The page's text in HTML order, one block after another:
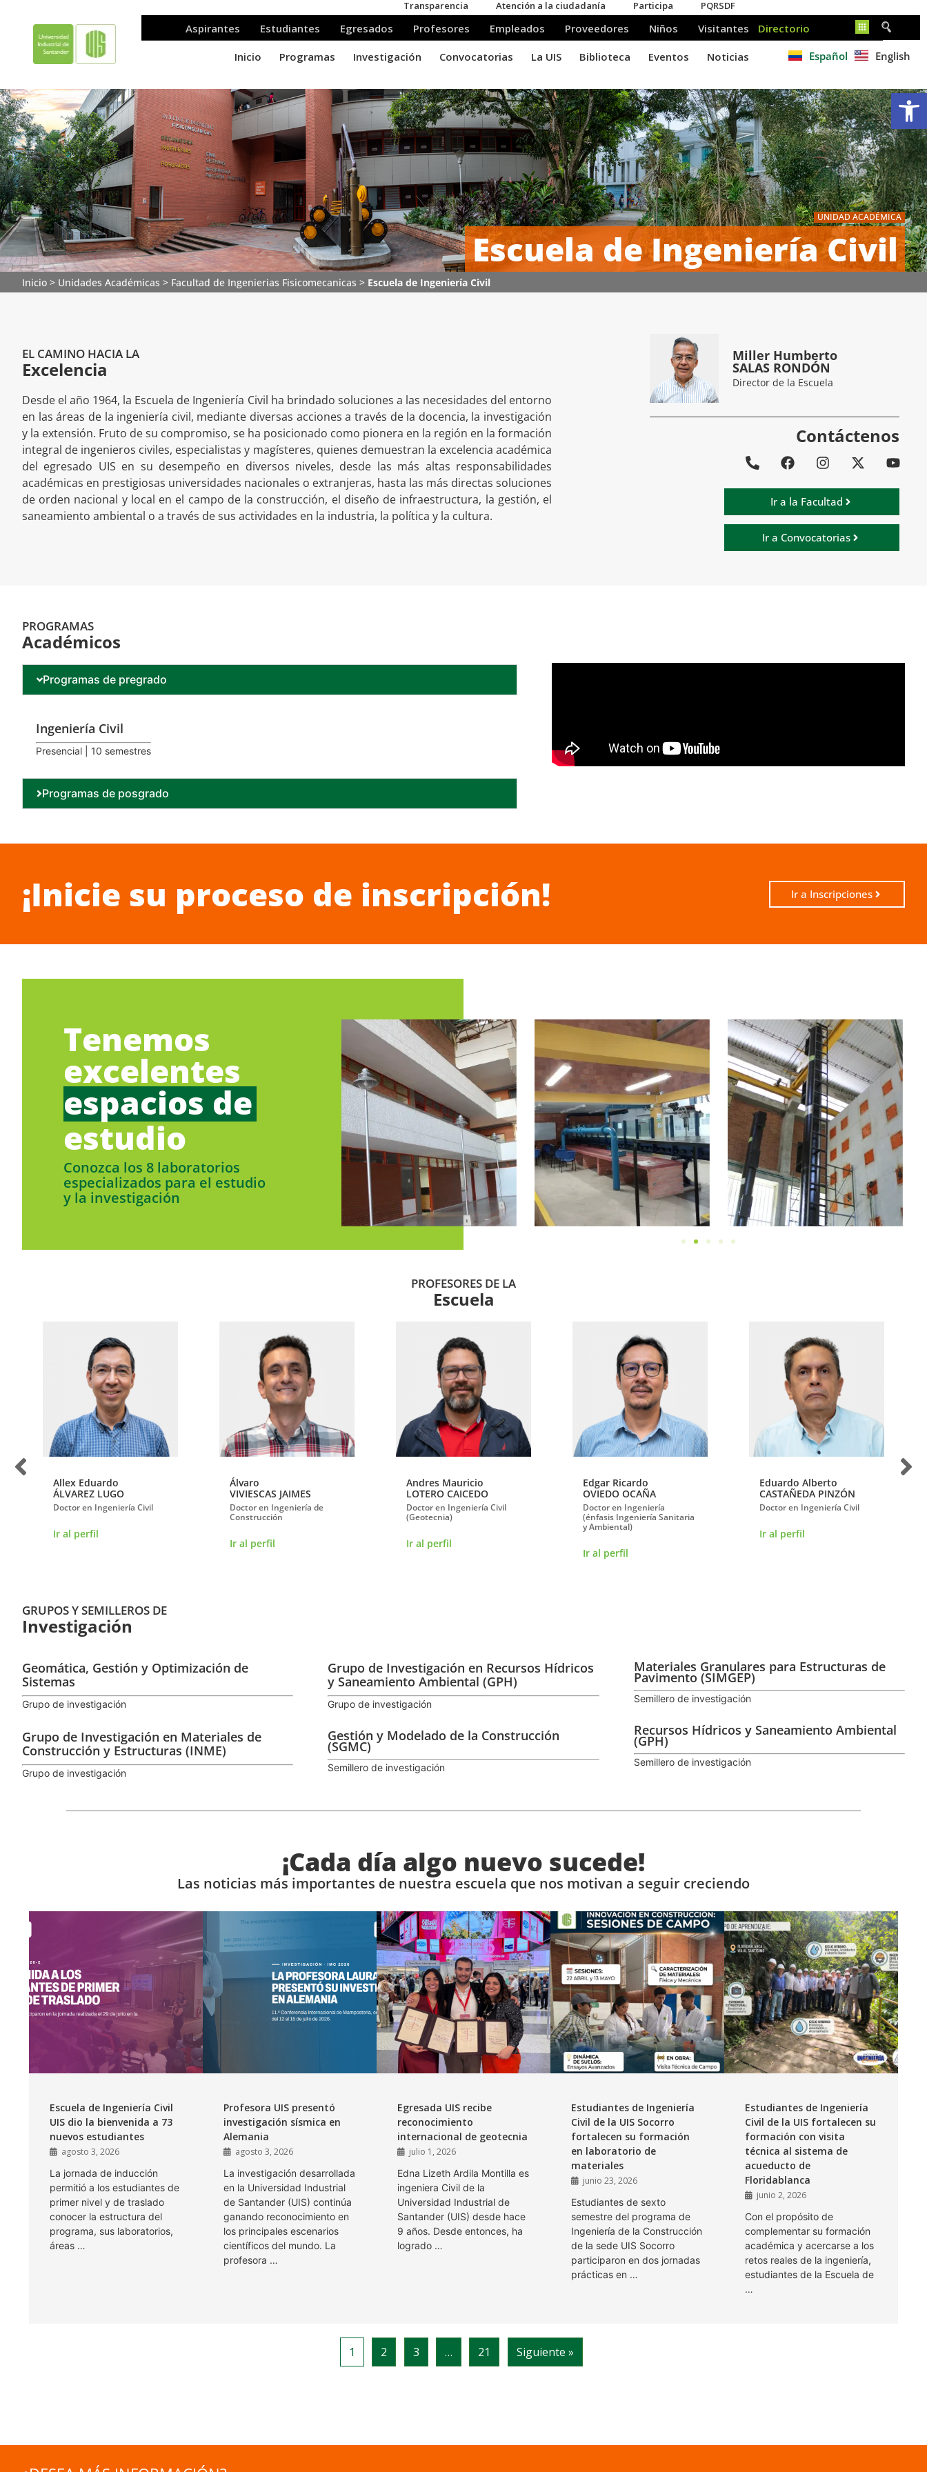
Español English
UNIDAD ACADÉMICA
Escuela de Ingeniería Civil
Inicio > Unidades Académicas > Facultad de Ingenierias Fisicomecanicas > Escuela de Ingeniería Civil
EL CAMINO HACIA LA
Excelencia
Desde el año 1964, la Escuela de Ingeniería Civil ha brindado soluciones a las necesidades del entorno
en las áreas de la ingeniería civil, mediante diversas acciones a través de la docencia, la investigación
y la extensión. Fruto de su compromiso, se ha posicionado como pionera en la región en la formación
integral de ingenieros civiles, especialistas y magísteres, quienes demuestran la excelencia académica
del egresado UIS en su desempeño en diversos niveles, desde las más altas responsabilidades
académicas en prestigiosas universidades nacionales o extranjeras, hasta las más directas soluciones
de orden nacional y local en el campo de la construcción, el diseño de infraestructura, la gestión, el
saneamiento ambiental o a través de sus actividades en la industria, la política y la cultura.
Miller Humberto
SALAS RONDÓN
Director de la Escuela
Contáctenos
Ir a la Facultad
Ir a Convocatorias
PROGRAMAS
Académicos
Programas de pregrado
Ingeniería Civil
Presencial | 10 semestres
Programas de posgrado
¡Inicie su proceso de inscripción! Ir a Inscripciones
Tenemos
excelentes
espacios de
estudio
Conozca los 8 laboratorios
especializados para el estudio
y la investigación
PROFESORES DE LA
Escuela
Allex Eduardo
ÁLVAREZ LUGO
Doctor en Ingeniería Civil
Ir al perfil
Álvaro
VIVIESCAS JAIMES
Doctor en Ingeniería de
Construcción
Ir al perfil
Andres Mauricio
LOTERO CAICEDO
Doctor en Ingeniería Civil
(Geotecnia)
Ir al perfil
Edgar Ricardo
OVIEDO OCAÑA
Doctor en Ingeniería
(énfasis Ingeniería Sanitaria
y Ambiental)
Ir al perfil
Eduardo Alberto
CASTAÑEDA PINZÓN
Doctor en Ingeniería Civil
Ir al perfil
GRUPOS Y SEMILLEROS DE
Investigación
Geomática, Gestión y Optimización de
Sistemas
Grupo de investigación
Grupo de Investigación en Materiales de
Construcción y Estructuras (INME)
Grupo de investigación
Grupo de Investigación en Recursos Hídricos
y Saneamiento Ambiental (GPH)
Grupo de investigación
Gestión y Modelado de la Construcción
(SGMC)
Semillero de investigación
Materiales Granulares para Estructuras de
Pavimento (SIMGEP)
Semillero de investigación
Recursos Hídricos y Saneamiento Ambiental
(GPH)
Semillero de investigación
¡Cada día algo nuevo sucede!
Las noticias más importantes de nuestra escuela que nos motivan a seguir creciendo